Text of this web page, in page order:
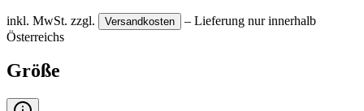
inkl. MwSt. zzgl. Versandkosten
– Lieferung nur innerhalb
Österreichs
Größe